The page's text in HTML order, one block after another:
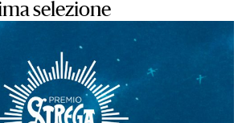
selezione